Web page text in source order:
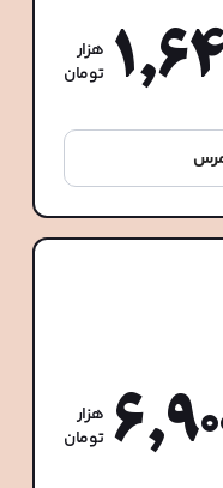
هزار
تومان
هزار
تومان